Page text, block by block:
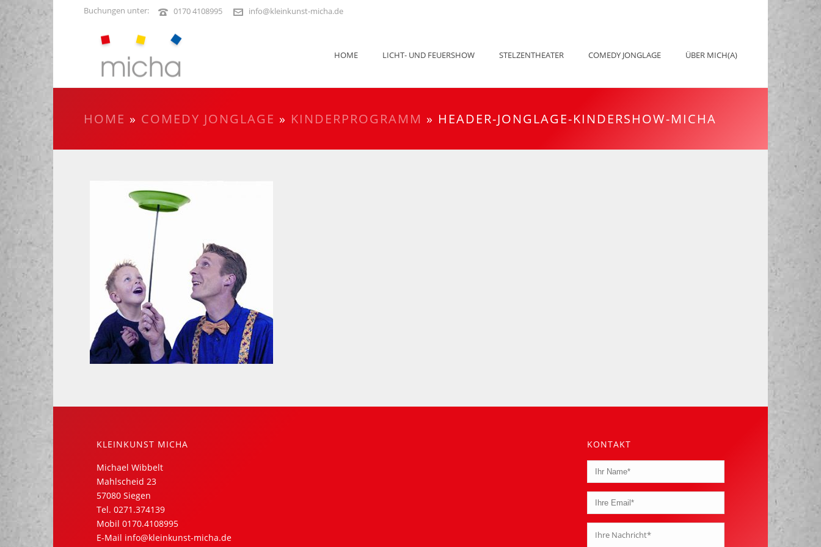
0170 4108995 info@kleinkunst-micha.de
Buchungen unter:
HOME LICHT- UND FEUERSHOW STELZENTHEATER COMEDY JONGLAGE ÜBER MICH(A)
HOME » COMEDY JONGLAGE » KINDERPROGRAMM » HEADER-JONGLAGE-KINDERSHOW-MICHA
KLEINKUNST MICHA
Michael Wibbelt
Mahlscheid 23
57080 Siegen
Tel.0271.374139
Mobil0170.4108995
E-Mail info@kleinkunst-micha.de
KONTAKT